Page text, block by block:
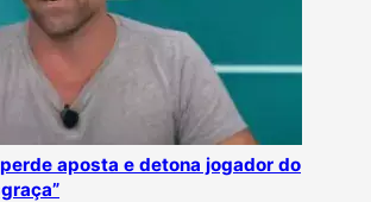
aposta e detona jogador do